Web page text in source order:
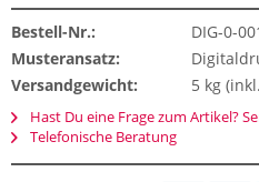
Bestell-Nr.:
DIG-0-
Musteransatz:
Versandgewicht:
5 kg
Hast Du eine Frage zum Artikel?
Telefonische Beratung